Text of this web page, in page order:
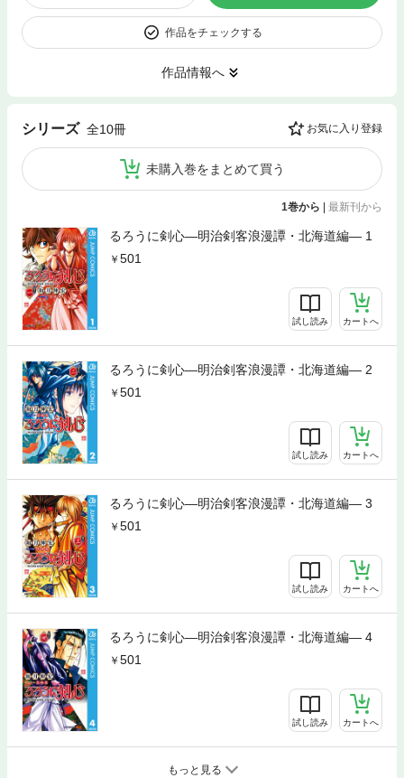
作品をチェックする
作品情報へ
シリーズ 全10冊 お気に入り登録
未購入巻をまとめて買う
1巻から 最新刊から
るろうに剣心―明治剣客浪漫譚・北海道編― 1
501
試し読み カートへ
るろうに剣心―明治剣客浪漫譚・北海道編― 2
501
試し読み カートへ
るろうに剣心―明治剣客浪漫譚・北海道編― 3
501
試し読み カートへ
るろうに剣心―明治剣客浪漫譚・北海道編― 4
501
試し読み カートへ
もっと見る